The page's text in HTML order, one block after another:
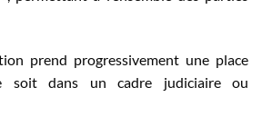
prend progressivement une place
soit dans un cadre judiciaire ou